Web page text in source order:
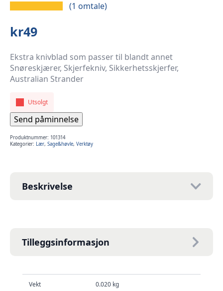
(1 omtale)
kr49
Ekstra knivblad som passer til blandt annet
Snøreskjærer, Skjerfekniv, Sikkerhetsskjerfer,
Australian Strander
Utsolgt
Send påminnelse
Produktnummer: 101314
Kategorier: Lær, Sage&høvle, Verktøy
Beskrivelse
Tilleggsinformasjon
Vekt 0.020 kg